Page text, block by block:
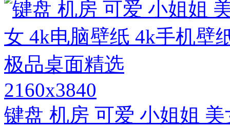
2160x3840
键盘 机房 可爱 小姐姐